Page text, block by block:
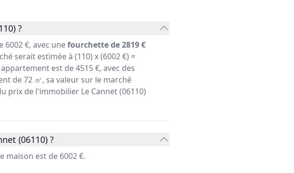
?
6002 €, avec unefourchette de 2819 €
serait estimée à (110) x (6002 €) =
est de 4515 €, avec des
de 72 ㎡, sa valeur sur le marché
prix de l'immobilier Le Cannet (06110)
(06110) ?
maison est de 6002 €.